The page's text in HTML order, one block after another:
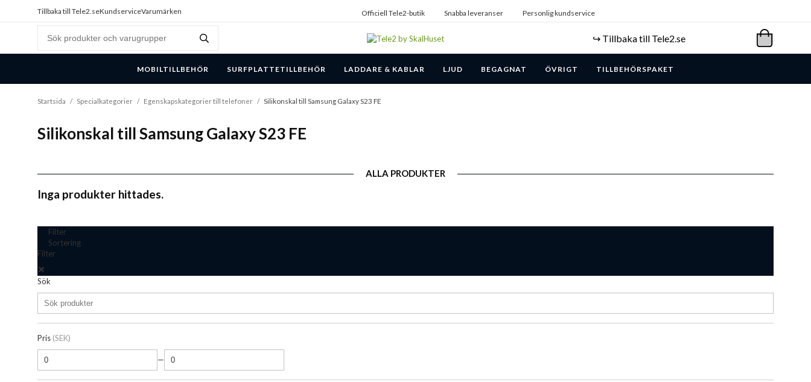
Tillbaka till Tele2.seKundserviceVarumärken Officiell Tele2-butik Snabba leveranser Personlig kundservice
↪️ Tillbaka till Tele2.se
MOBILTILLBEHÖR SURFPLATTETILLBEHÖR LADDARE & KABLAR LJUD BEGAGNAT ÖVRIGT TILLBEHÖRSPAKET
Startsida / Specialkategorier / Egenskapskategorier till telefoner / Silikonskal till Samsung Galaxy S23 FE
Silikonskal till Samsung Galaxy S23 FE
ALLA PRODUKTER
Inga produkter hittades.
Filter
Sortering
Filter
Sök
Pris (SEK)
—